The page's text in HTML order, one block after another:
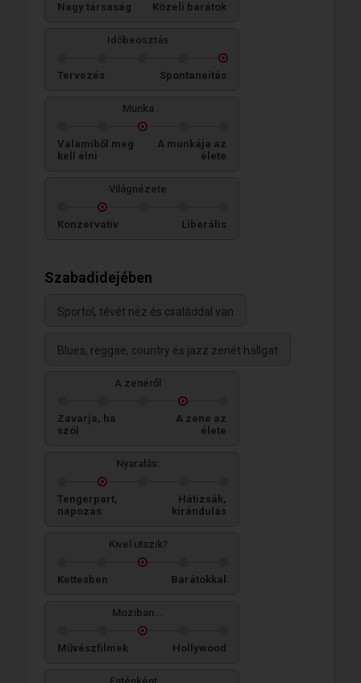
Nagy társaság Közeli barátok
Időbeosztás
Tervezés Spontaneitás
Munka
Valamiből meg
kell élni
A munkája az
élete
Világnézete
Konzervatív Liberális
Szabadidejében
Sportol, tévét néz és családdal van
Blues, reggae, country és jazz zenét hallgat
A zenéről
Zavarja, ha
szól
A zene az
élete
Nyaralás:
Tengerpart,
napozás
Hátizsák,
kirándulás
Kivel utazik?
Kettesben Barátokkal
Moziban...
Művészfilmek Hollywood